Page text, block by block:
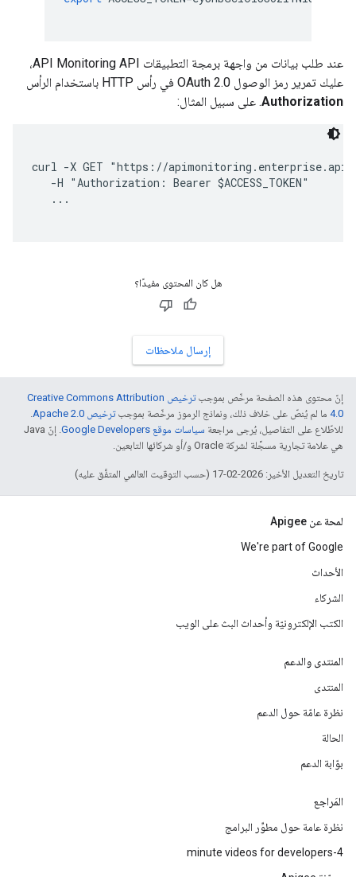
عند طلب بيانات من واجهة برمجة التطبيقات API Monitoring API،
عليك تمرير رمز الوصول OAuth 2.0 في رأس HTTP باستخدام الرأس
Authorization. على سبيل المثال:
curl -X GET "https://
   -H "Authorization: Bearer $ACCESS_TOKEN"
هل كان المحتوى مفيدًا؟
إرسال ملاحظات
إنّ محتوى هذه الصفحة مرخّص بموجب
ترخيص Creative Commons Attribution
4.0‏ ما لم يُنصّ على خلاف ذلك، ونماذج الرموز مرخّصة بموجبترخيص Apache 2.0‏
.
للاطّلاع على التفاصيل، يُرجى مراجعة سياسات موقع Google Developers‏
. إنّ Java
هي علامة تجارية مسجَّلة لشركة Oracle و/أو شركائها التابعين.
تاريخ التعديل الأخير: 2026-02-17 (حسب التوقيت العالمي المتفَّق عليه)
لمحة عن Apigee
We're part of Google
الأحداث
الشركاء
الكتب الإلكترونيّة وأحداث البث على الويب
المنتدى والدعم
المنتدى
نظرة عامّة حول الدعم
الحالة
بوّابة الدعم
المَراجع
نظرة عامة حول مطوِّر البرامج
4-minute videos for developers